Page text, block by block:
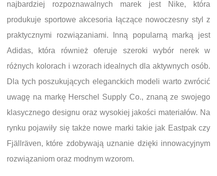
najbardziej rozpoznawalnych marek jest Nike, która
produkuje sportowe akcesoria łączące nowoczesny styl z
praktycznymi rozwiązaniami. Inną popularną marką jest
Adidas, która również oferuje szeroki wybór nerek w
różnych kolorach i wzorach idealnych dla aktywnych osób.
Dla tych poszukujących eleganckich modeli warto zwrócić
uwagę na markę Herschel Supply Co., znaną ze swojego
klasycznego designu oraz wysokiej jakości materiałów. Na
rynku pojawiły się także nowe marki takie jak Eastpak czy
Fjällräven, które zdobywają uznanie dzięki innowacyjnym
rozwiązaniom oraz modnym wzorom.